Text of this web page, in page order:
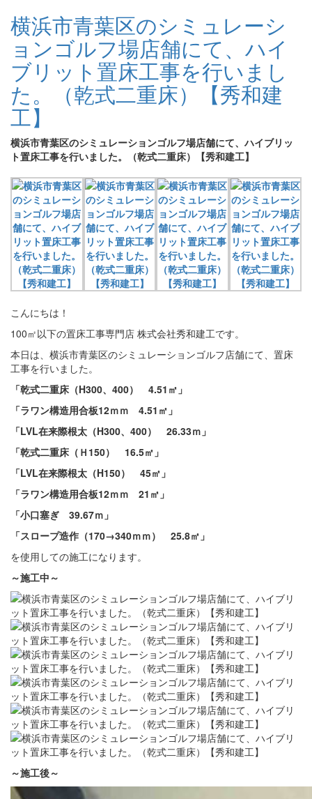
横浜市青葉区のシミュレーシ
ョンゴルフ場店舗にて、ハイ
ブリット置床工事を行いまし
た。（乾式二重床）【秀和建
工】
横浜市青葉区のシミュレーションゴルフ場店舗にて、ハイブリッ
ト置床工事を行いました。（乾式二重床）【秀和建工】
こんにちは！
100㎡以下の置床工事専門店 株式会社秀和建工です。
本日は、横浜市青葉区のシミュレーションゴルフ店舗にて、置床
工事を行いました。
「乾式二重床（H300、400） 4.51㎡」
「ラワン構造用合板12ｍｍ 4.51㎡」
「LVL在来際根太（H300、400） 26.33ｍ」
「乾式二重床（Ｈ150） 16.5㎡」
「LVL在来際根太（H150） 45㎡」
「ラワン構造用合板12ｍｍ 21㎡」
「小口塞ぎ 39.67ｍ」
「スロープ造作（170→340ｍｍ） 25.8㎡」
を使用しての施工になります。
～施工中～
～施工後～